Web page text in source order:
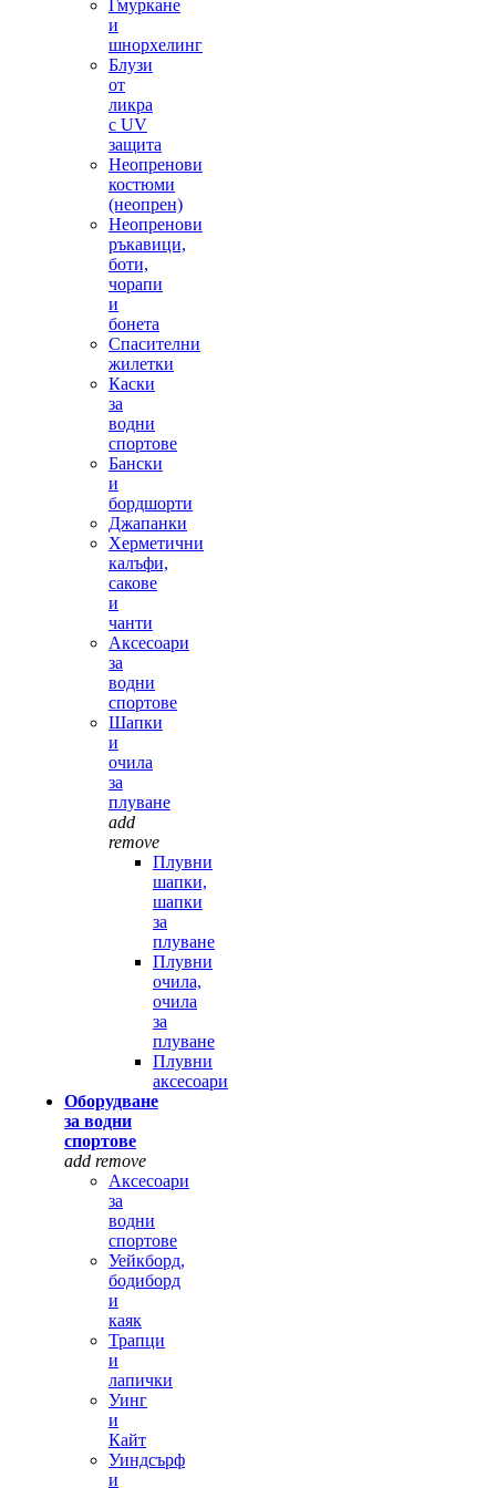
Гмуркане
и
шнорхелинг
Блузи
от
ликра
с UV
защита
Неопренови
костюми
(неопрен)
Неопренови
ръкавици,
боти,
чорапи
и
бонета
Спасителни
жилетки
Каски
за
водни
спортове
Бански
и
бордшорти
Джапанки
Херметични
калъфи,
сакове
и
чанти
Аксесоари
за
водни
спортове
Шапки
и
очила
за
плуване
add
remove
Плувни
шапки,
шапки
за
плуване
Плувни
очила,
очила
за
плуване
Плувни
аксесоари
Оборудване
за водни
спортове
add remove
Аксесоари
за
водни
спортове
Уейкборд,
бодиборд
и
каяк
Трапци
и
лапички
Уинг
и
Кайт
Уиндсърф
и